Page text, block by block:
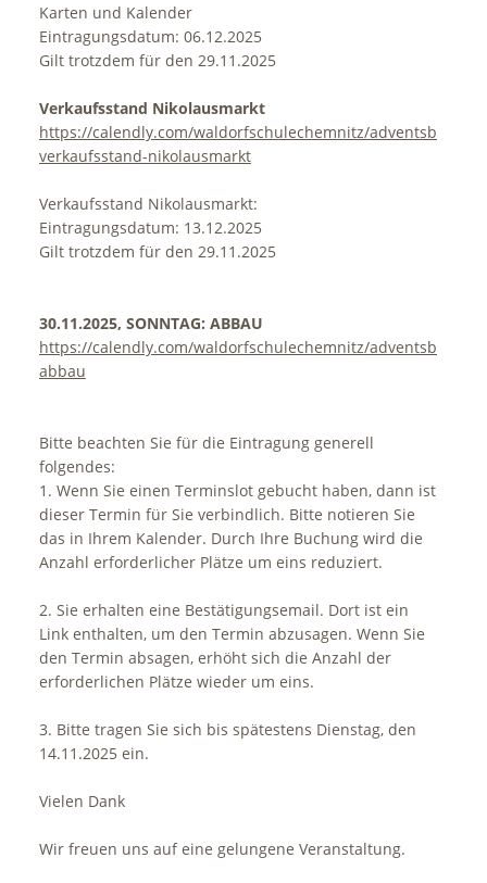
Karten und Kalender
Eintragungsdatum: 06.12.2025
Gilt trotzdem für den 29.11.2025
Verkaufsstand Nikolausmarkt
https://calendly.com/waldorfschulechemnitz/adventsbasar-
verkaufsstand-nikolausmarkt
Verkaufsstand Nikolausmarkt:
Eintragungsdatum: 13.12.2025
Gilt trotzdem für den 29.11.2025
30.11.2025, SONNTAG: ABBAU
https://calendly.com/waldorfschulechemnitz/adventsbasar-
abbau
Bitte beachten Sie für die Eintragung generell
folgendes:
1. Wenn Sie einen Terminslot gebucht haben, dann ist
dieser Termin für Sie verbindlich. Bitte notieren Sie
das in Ihrem Kalender. Durch Ihre Buchung wird die
Anzahl erforderlicher Plätze um eins reduziert.
2. Sie erhalten eine Bestätigungsemail. Dort ist ein
Link enthalten, um den Termin abzusagen. Wenn Sie
den Termin absagen, erhöht sich die Anzahl der
erforderlichen Plätze wieder um eins.
3. Bitte tragen Sie sich bis spätestens Dienstag, den
14.11.2025 ein.
Vielen Dank
Wir freuen uns auf eine gelungene Veranstaltung.